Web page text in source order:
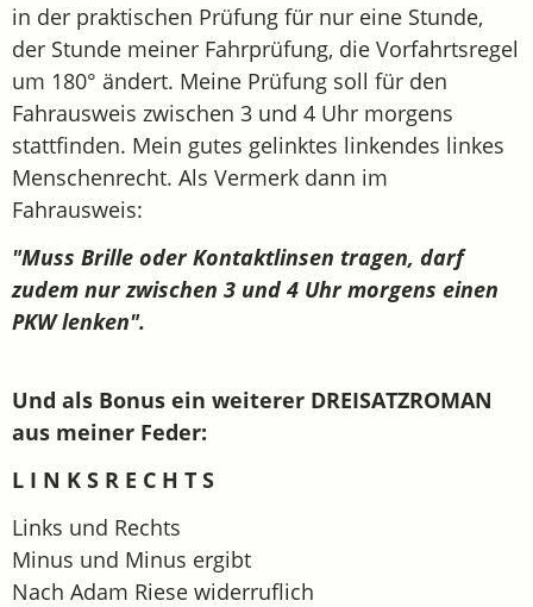
in der praktischen Prüfung für nur eine Stunde,
der Stunde meiner Fahrprüfung, die Vorfahrtsregel
um 180° ändert. Meine Prüfung soll für den
Fahrausweis zwischen 3 und 4 Uhr morgens
stattfinden. Mein gutes gelinktes linkendes linkes
Menschenrecht. Als Vermerk dann im
Fahrausweis:
"Muss Brille oder Kontaktlinsen tragen, darf
zudem nur zwischen 3 und 4 Uhr morgens einen
PKW lenken".
Und als Bonus ein weiterer DREISATZROMAN
aus meiner Feder:
L I N K S R E C H T S
Links und Rechts
Minus und Minus ergibt
Nach Adam Riese widerruflich